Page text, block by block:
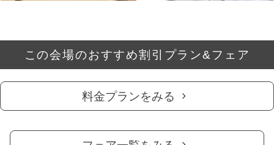
この会場のおすすめ割引プラン&フェア
料金プランをみる